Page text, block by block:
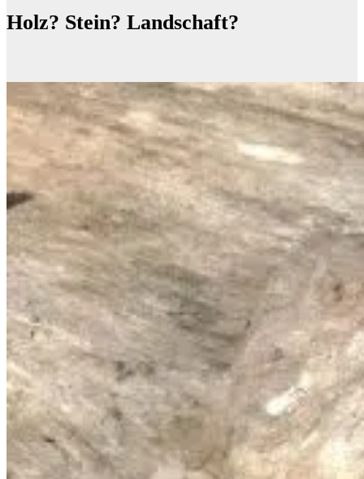
Holz? Stein? Landschaft?